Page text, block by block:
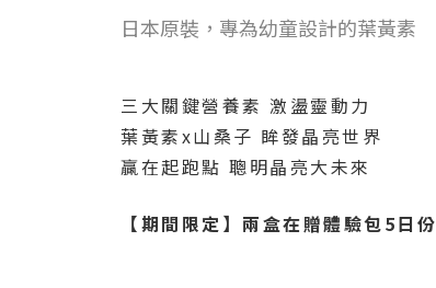
日本原裝，專為幼童設計的葉黃素
三大關鍵營養素 激盪靈動力
葉黃素x山桑子 眸發晶亮世界
贏在起跑點 聰明晶亮大未來
【期間限定】兩盒在贈體驗包5日份